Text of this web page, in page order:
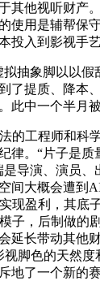
其他视听财产
使用是辅帮保
投入到影视手
象脚以以假
了提质、降本
此中一个半月
工程师和科学
律。“片子是质
是导演、演员、
间大概会遭到
现盈利，其底
子，后制做的
延长带动其他
视脚色的天然
地了一个新的赛